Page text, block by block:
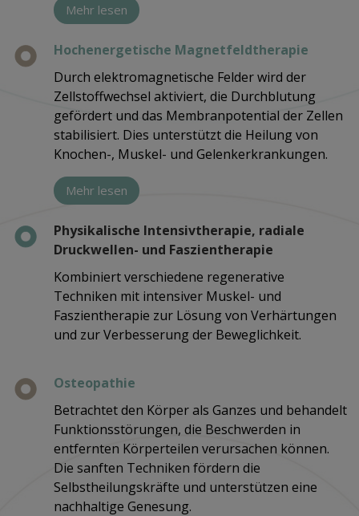
Mehr lesen
Hochenergetische Magnetfeldtherapie
Durch elektromagnetische Felder wird der
Zellstoffwechsel aktiviert, die Durchblutung
gefördert und das Membranpotential der Zellen
stabilisiert. Dies unterstützt die Heilung von
Knochen-, Muskel- und Gelenkerkrankungen.
Mehr lesen
Physikalische Intensivtherapie, radiale
Druckwellen- und Faszientherapie
Kombiniert verschiedene regenerative
Techniken mit intensiver Muskel- und
Faszientherapie zur Lösung von Verhärtungen
und zur Verbesserung der Beweglichkeit.
Osteopathie
Betrachtet den Körper als Ganzes und behandelt
Funktionsstörungen, die Beschwerden in
entfernten Körperteilen verursachen können.
Die sanften Techniken fördern die
Selbstheilungskräfte und unterstützen eine
nachhaltige Genesung.